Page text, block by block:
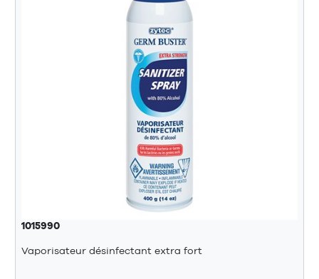
1015990
Vaporisateur désinfectant extra fort